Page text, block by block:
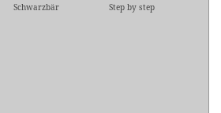
Schwarzbär Step by step